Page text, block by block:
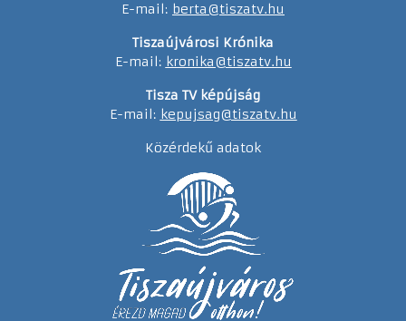
E-mail: berta@tiszatv.hu
Tiszaújvárosi Krónika
E-mail: kronika@tiszatv.hu
Tisza TV képújság
E-mail: kepujsag@tiszatv.hu
Közérdekű adatok